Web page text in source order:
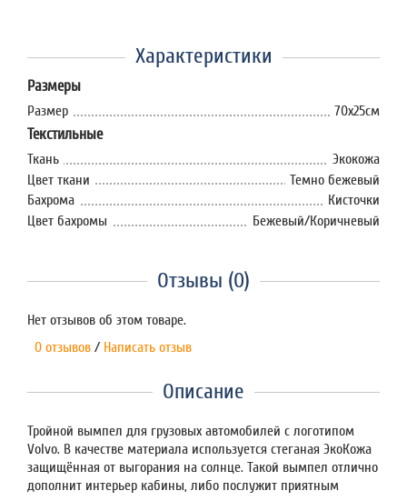
Характеристики
Размеры
Размер 70х25см
Текстильные
Ткань
Экокожа
Цвет ткани
Темно бежевый
Бахрома
Кисточки
Цвет бахромы
Бежевый/Коричневый
Отзывы (0)
Нет отзывов об этом товаре.
0 отзывов / Написать отзыв
Описание
Тройной вымпел для грузовых автомобилей с логотипом
Volvo. В качестве материала используется стеганая ЭкоКожа
защищённая от выгорания на солнце. Такой вымпел отлично
дополнит интерьер кабины, либо послужит приятным